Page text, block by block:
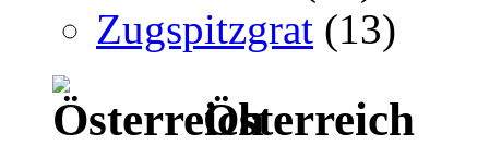
Zugspitzgrat (13)
Österreich